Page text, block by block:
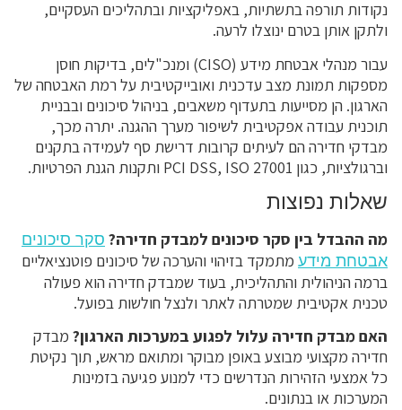
נקודות תורפה בתשתיות, באפליקציות ובתהליכים העסקיים,
ולתקן אותן בטרם ינוצלו לרעה.
עבור מנהלי אבטחת מידע (CISO) ומנכ"לים, בדיקות חוסן
מספקות תמונת מצב עדכנית ואובייקטיבית על רמת האבטחה של
הארגון. הן מסייעות בתעדוף משאבים, בניהול סיכונים ובבניית
תוכנית עבודה אפקטיבית לשיפור מערך ההגנה. יתרה מכך,
מבדקי חדירה הם לעיתים קרובות דרישת סף לעמידה בתקנים
וברגולציות, כגון PCI DSS, ISO 27001 ותקנות הגנת הפרטיות.
שאלות נפוצות
מה ההבדל בין סקר סיכונים למבדק חדירה? סקר סיכונים
אבטחת מידע מתמקד בזיהוי והערכה של סיכונים פוטנציאליים
ברמה הניהולית והתהליכית, בעוד שמבדק חדירה הוא פעולה
טכנית אקטיבית שמטרתה לאתר ולנצל חולשות בפועל.
האם מבדק חדירה עלול לפגוע במערכות הארגון? מבדק
חדירה מקצועי מבוצע באופן מבוקר ומתואם מראש, תוך נקיטת
כל אמצעי הזהירות הנדרשים כדי למנוע פגיעה בזמינות
המערכות או בנתונים.